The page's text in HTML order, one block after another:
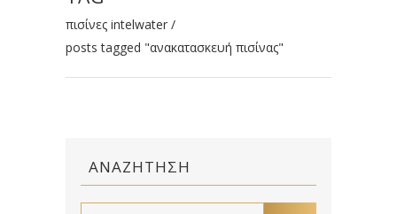
πισίνες intelwater /
posts tagged "ανακατασκευή πισίνας"
ΑΝΑΖΉΤΗΣΗ